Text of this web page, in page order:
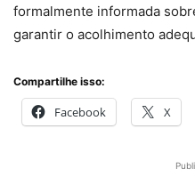
formalmente informada
garantir o acolhimento
Compartilhe isso:
Facebook X